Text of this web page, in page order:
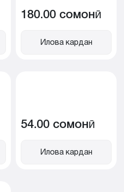
180.00 сомонӣ
Илова кардан
54.00 сомонӣ
Илова кардан